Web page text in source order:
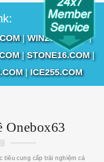
|WIN2888.COM|
|STONE16.COM|
| ICE255.COM
Onebox63
tiêu cung cấp trải nghiệm cá